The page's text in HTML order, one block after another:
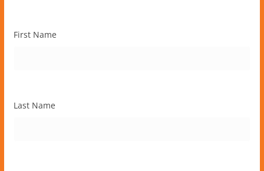
First Name
Last Name